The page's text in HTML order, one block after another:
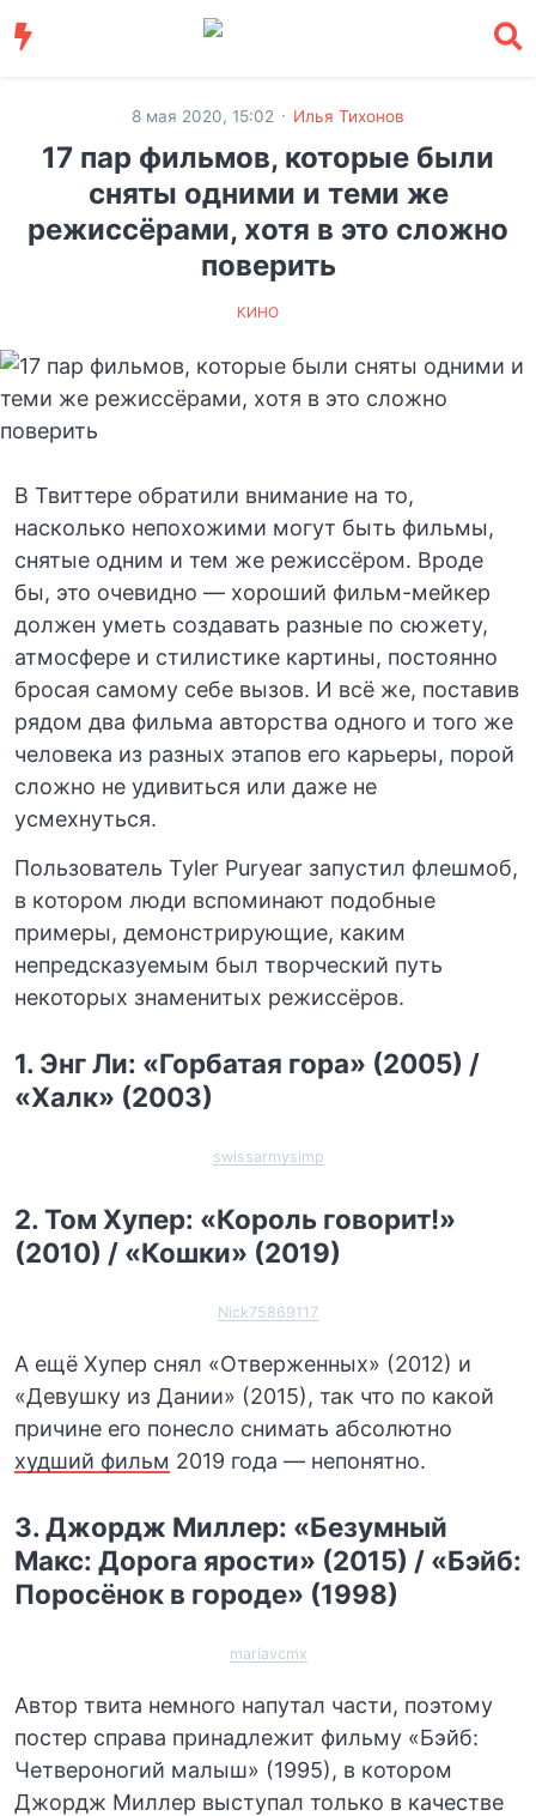
8 мая 2020, 15:02 · Илья Тихонов
17 пар фильмов, которые были
сняты одними и теми же
режиссёрами, хотя в это сложно
поверить
КИНО
В Твиттере обратили внимание на то,
насколько непохожими могут быть фильмы,
снятые одним и тем же режиссёром. Вроде
бы, это очевидно — хороший фильм-мейкер
должен уметь создавать разные по сюжету,
атмосфере и стилистике картины, постоянно
бросая самому себе вызов. И всё же, поставив
рядом два фильма авторства одного и того же
человека из разных этапов его карьеры, порой
сложно не удивиться или даже не
усмехнуться.
Пользователь Tyler Puryear запустил флешмоб,
в котором люди вспоминают подобные
примеры, демонстрирующие, каким
непредсказуемым был творческий путь
некоторых знаменитых режиссёров.
1. Энг Ли: «Горбатая гора» (2005) /
«Халк» (2003)
swissarmysimp
2. Том Хупер: «Король говорит!»
(2010) / «Кошки» (2019)
Nick75869117
А ещё Хупер снял «Отверженных» (2012) и
«Девушку из Дании» (2015), так что по какой
причине его понесло снимать абсолютно
худший фильм 2019 года — непонятно.
3. Джордж Миллер: «Безумный
Макс: Дорога ярости» (2015) / «Бэйб:
Поросёнок в городе» (1998)
mariavcmx
Автор твита немного напутал части, поэтому
постер справа принадлежит фильму «Бэйб:
Четвероногий малыш» (1995), в котором
Джордж Миллер выступал только в качестве